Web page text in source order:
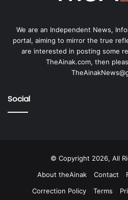
We are an Independent News,
portal, aiming to mirror the true
are interested in posting some
TheAinak.com, then
Social
© Copyright 2026, All
About theAinak
Contact
Correction Policy
Terms